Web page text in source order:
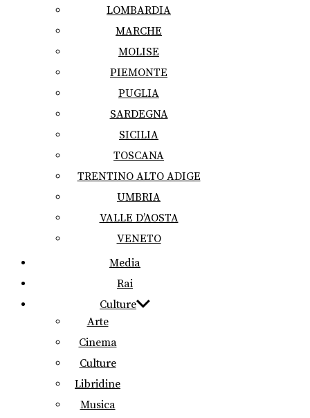
LOMBARDIA
MARCHE
MOLISE
PIEMONTE
PUGLIA
SARDEGNA
SICILIA
TOSCANA
TRENTINO ALTO ADIGE
UMBRIA
VALLE D’AOSTA
VENETO
Media
Rai
Culture
Arte
Cinema
Culture
Libridine
Musica